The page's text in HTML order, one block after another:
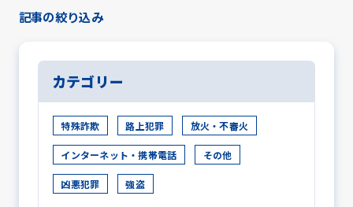
記事の絞り込み
カテゴリー
特殊詐欺 路上犯罪 放火・不審火
インターネット・携帯電話 その他
凶悪犯罪 強盗